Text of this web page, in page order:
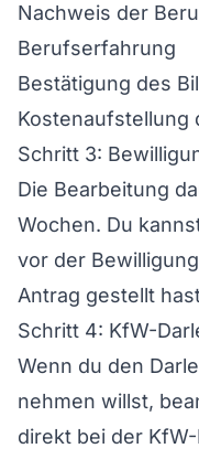
Nachweis der
Berufserfahrung
Bestätigung des
Kostenaufstellung
Schritt 3:
Die Bearbeitung
Wochen. Du
vor der
Antrag gestellt
Schritt 4: KfW-
Wenn du den
nehmen willst,
direkt bei der